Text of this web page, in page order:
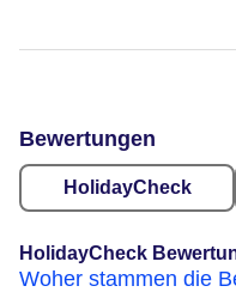
Bewertungen
HolidayCheck
HolidayCheck
Woher stammen die